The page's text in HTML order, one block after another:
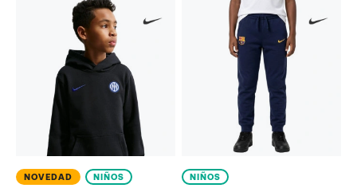
NOVEDAD NIÑOS NIÑOS